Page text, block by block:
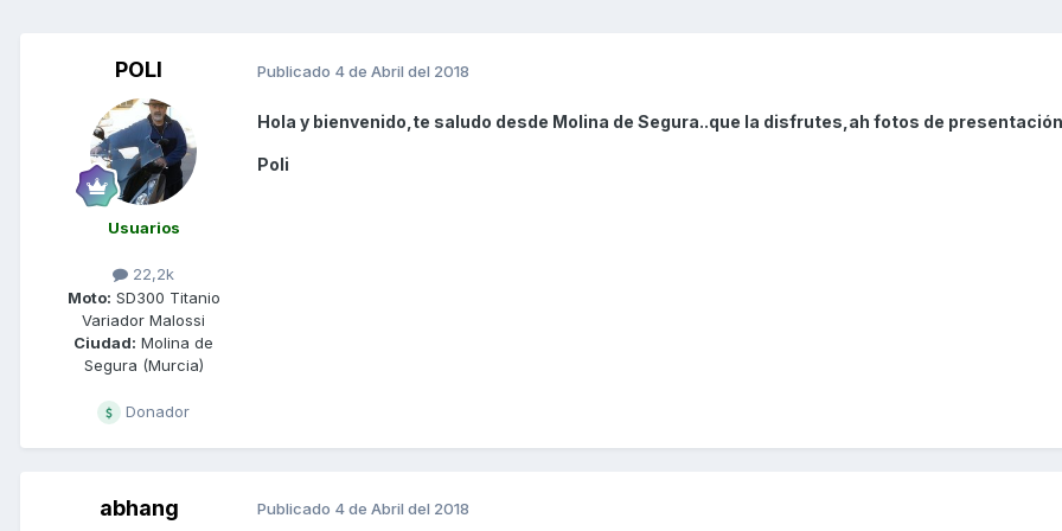
POLI
Usuarios
22,2k
Moto: SD300 Titanio
Variador Malossi
Ciudad: Molina de
Segura (Murcia)
Donador
Publicado 4 de Abril del 2018
Hola y bienvenido,te saludo desde Molina de Segura..que la disfrutes,ah fotos de
Poli
abhang Publicado 4 de Abril del 2018